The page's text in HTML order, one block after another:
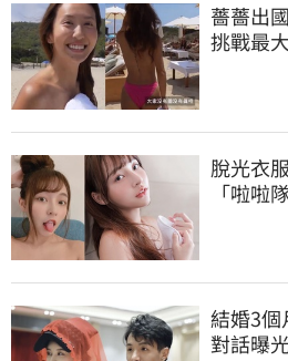
薔薔出
挑戰最
脫光衣
「啦
結婚3個
對話曝